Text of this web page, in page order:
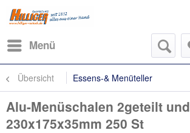
Menü
Übersicht Essens-& Menüteller
Alu-Menüschalen 2geteilt und
230x175x35mm 250 St